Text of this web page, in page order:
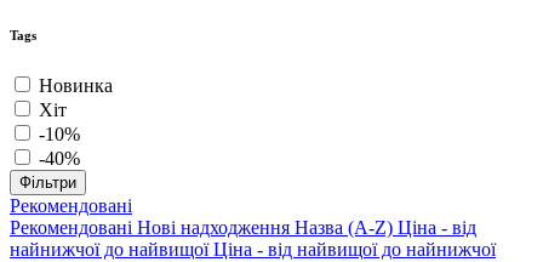
Tags
Новинка
Хіт
-10%
-40%
Фільтри
Рекомендовані
Рекомендовані Нові надходження Назва (A-Z) Ціна - від
найнижчої до найвищої Ціна - від найвищої до найнижчої